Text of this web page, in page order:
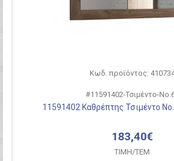
Κωδ. προϊόντος:
#11591402-Τσιμέντο-
11591402 Καθρέπτης Τσιμέντο
183,40€
ΤΙΜH/ΤΕΜ